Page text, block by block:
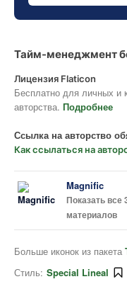
Тайм-менеджмент
Лицензия Flaticon
Бесплатно для личных и
авторства. Подробнее
Ссылка на авторство
Как ссылаться на
Magnific
Показать все
материалов
Больше иконок из пакета
Стиль: Special Lineal